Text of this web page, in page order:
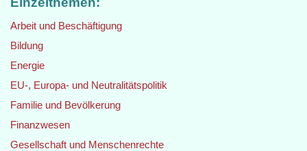
Arbeit und Beschäftigung
Bildung
Energie
EU-, Europa- und Neutralitätspolitik
Familie und Bevölkerung
Finanzwesen
Gesellschaft und Menschenrechte